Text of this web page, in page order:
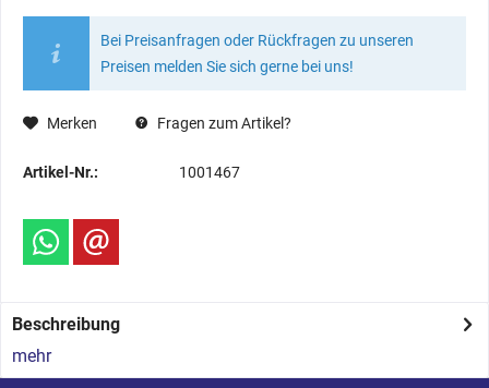
Bei Preisanfragen oder Rückfragen zu unseren
Preisen melden Sie sich gerne bei uns!
Merken Fragen zum Artikel?
Artikel-Nr.: 1001467
Beschreibung
mehr